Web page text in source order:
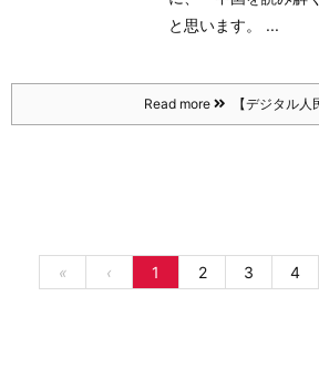
と思います。 ...
Read more 【デジタル人
« ‹ 1 2 3 4